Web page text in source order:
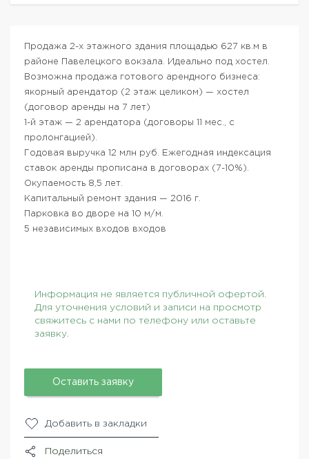
Продажа 2-х этажного здания площадью 627 кв.м в
районе Павелецкого вокзала. Идеально под хостел.
Возможна продажа готового арендного бизнеса:
якорный арендатор (2 этаж целиком) — хостел
(договор аренды на 7 лет)
1-й этаж — 2 арендатора (договоры 11 мес., с
пролонгацией).
Годовая выручка 12 млн руб. Ежегодная индексация
ставок аренды прописана в договорах (7-10%).
Окупаемость 8,5 лет.
Капитальный ремонт здания — 2016 г.
Парковка во дворе на 10 м/м.
5 независимых входов входов
Информация не является публичной офертой.
Для уточнения условий и записи на просмотр
свяжитесь с нами по телефону или оставьте
заявку.
Оставить заявку
Добавить в закладки
Поделиться